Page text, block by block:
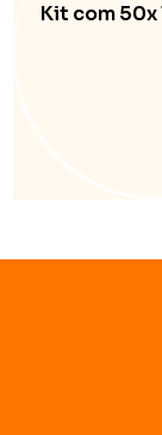
Kit com 50x